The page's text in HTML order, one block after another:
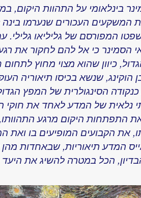
סמינר בינלאומי על התהוות היקום,
המשקעים העכורים שנערמו בינה
המפורסם של גליליאו גלילי.
הסמינר כי אל להם לחקור את
כיוון שהוא מצוי מחוץ לתחום
שנשא בכיסו תיאוריה
הסינגולרית של המפץ
נלאית של המדע לאחד את חוקי
התפתחות היקום מרגע
את הקבועים המופיעים בו ואת
המדע תיאוריות, שבאחדות
הכל במטרה להשיג את